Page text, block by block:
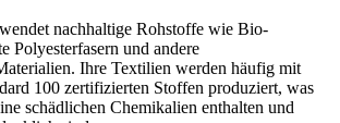
nachhaltige Rohstoffe wie Bio-
Polyesterfasern und andere
Ihre Textilien werden häufig mit
100 zertifizierten Stoffen produziert, was
schädlichen Chemikalien enthalten und